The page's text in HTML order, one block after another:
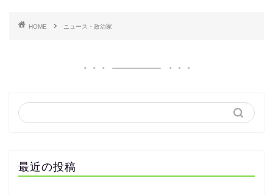
HOME ニュース・政治家
最近の投稿